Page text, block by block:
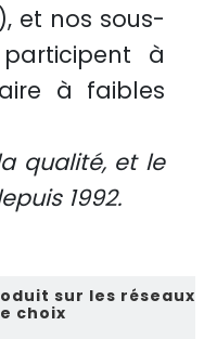
et nos sous-
participent à
à faibles
qualité, et le
1992.
sur les réseaux
choix